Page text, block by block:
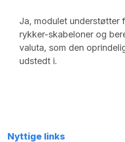
Ja, modulet understøtter
rykker-skabeloner og
valuta, som den
udstedt i.
Nyttige links